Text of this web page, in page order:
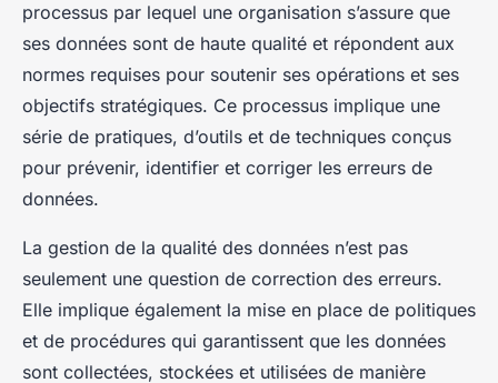
processus par lequel une organisation s’assure que
ses données sont de haute qualité et répondent aux
normes requises pour soutenir ses opérations et ses
objectifs stratégiques. Ce processus implique une
série de pratiques, d’outils et de techniques conçus
pour prévenir, identifier et corriger les erreurs de
données.
La gestion de la qualité des données n’est pas
seulement une question de correction des erreurs.
Elle implique également la mise en place de politiques
et de procédures qui garantissent que les données
sont collectées, stockées et utilisées de manière